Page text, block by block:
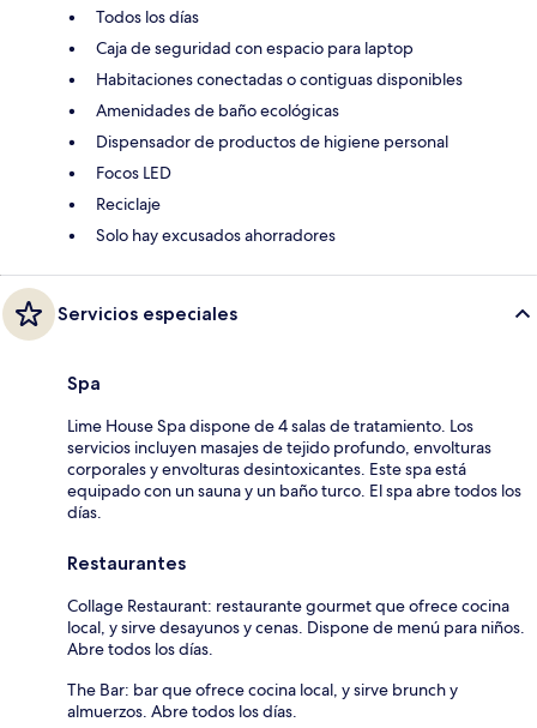
Todos los días
Caja de seguridad con espacio para laptop
Habitaciones conectadas o contiguas disponibles
Amenidades de baño ecológicas
Dispensador de productos de higiene personal
Focos LED
Reciclaje
Solo hay excusados ahorradores
Servicios especiales
Spa
Lime House Spa dispone de 4 salas de tratamiento. Los
servicios incluyen masajes de tejido profundo, envolturas
corporales y envolturas desintoxicantes. Este spa está
equipado con un sauna y un baño turco. El spa abre todos los
días.
Restaurantes
Collage Restaurant: restaurante gourmet que ofrece cocina
local, y sirve desayunos y cenas. Dispone de menú para niños.
Abre todos los días.
The Bar: bar que ofrece cocina local, y sirve brunch y
almuerzos. Abre todos los días.